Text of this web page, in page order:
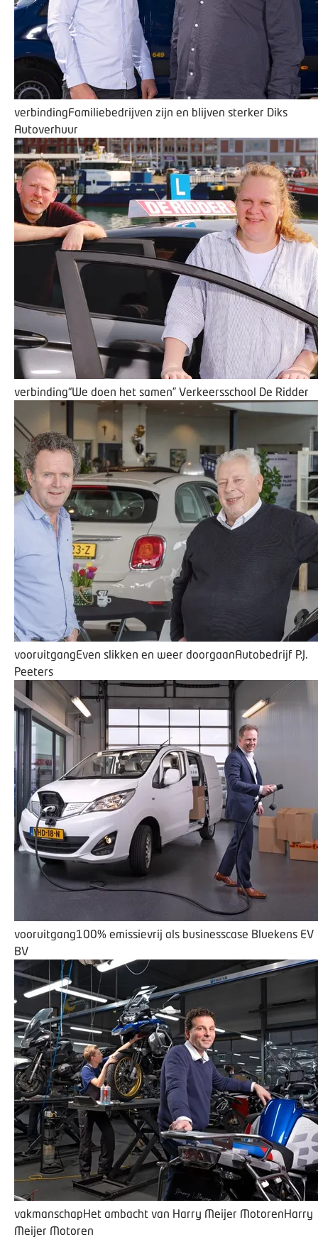
verbindingFamiliebedrijven zijn en blijven sterker Diks
Autoverhuur
verbinding“We doen het samen” Verkeersschool De Ridder
vooruitgangEven slikken en weer doorgaanAutobedrijf P.J.
Peeters
vooruitgang100% emissievrij als businesscase Bluekens EV
BV
vakmanschapHet ambacht van Harry Meijer MotorenHarry
Meijer Motoren